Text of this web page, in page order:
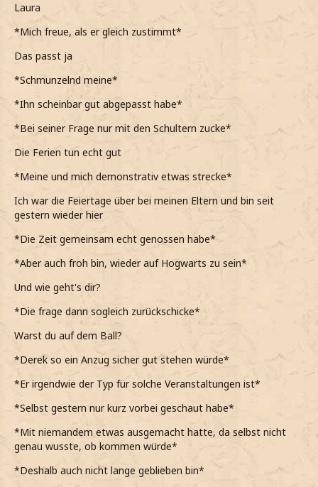
Laura
*Mich freue, als er gleich zustimmt*
Das passt ja
*Schmunzelnd meine*
*Ihn scheinbar gut abgepasst habe*
*Bei seiner Frage nur mit den Schultern zucke*
Die Ferien tun echt gut
*Meine und mich demonstrativ etwas strecke*
Ich war die Feiertage über bei meinen Eltern und bin seit
gestern wieder hier
*Die Zeit gemeinsam echt genossen habe*
*Aber auch froh bin, wieder auf Hogwarts zu sein*
Und wie geht's dir?
*Die frage dann sogleich zurückschicke*
Warst du auf dem Ball?
*Derek so ein Anzug sicher gut stehen würde*
*Er irgendwie der Typ für solche Veranstaltungen ist*
*Selbst gestern nur kurz vorbei geschaut habe*
*Mit niemandem etwas ausgemacht hatte, da selbst nicht
genau wusste, ob kommen würde*
*Deshalb auch nicht lange geblieben bin*